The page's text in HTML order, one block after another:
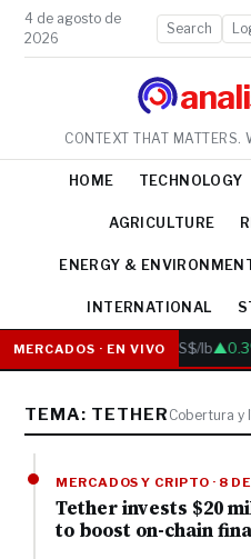
4 de agosto de
2026
Search
CONTEXT THAT
HOME TECHNOLOGY
AGRICULTURE
ENERGY &
INTERNATIONAL
MERCADOS · EN VIVO
Cobre6.05 US$/lb
TEMA: TETHER Cobertura y
MERCADOS Y CRIPTO · 8
Tether invests $20
to boost on-chain